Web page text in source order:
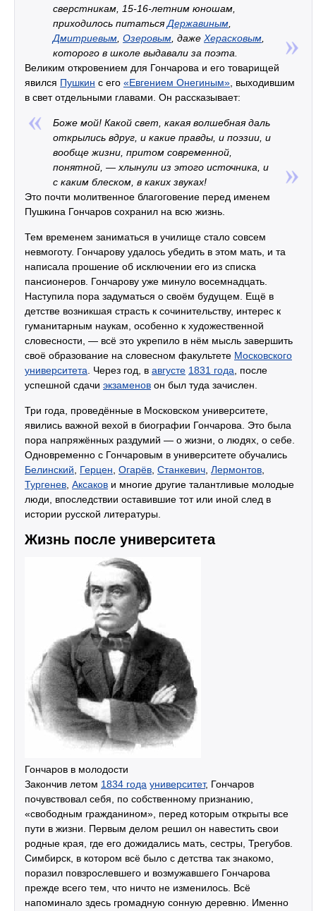
сверстникам, 15-16-летним юношам,
приходилось питатьсяДержавиным
Дмитриевым Озеровым , даже Херасковым
которого в школе выдавали за поэта.
Великим откровением для Гончарова и его товарищей
явился Пушкин с его «Евгением Онегиным» , выходившим
в свет отдельными главами. Он рассказывает:
Боже мой! Какой свет, какая волшебная даль
открылись вдруг, и какие правды, и поэзии, и
вообще жизни, притом современной,
понятной, — хлынули из этого источника, и
с каким блеском, в каких звуках!
Это почти молитвенное благоговение перед именем
Пушкина Гончаров сохранил на всю жизнь.
Тем временем заниматься в училище стало совсем
невмоготу. Гончарову удалось убедить в этом мать, и та
написала прошение об исключении его из списка
пансионеров. Гончарову уже минуло восемнадцать.
Наступила пора задуматься о своём будущем. Ещё в
детстве возникшая страсть к сочинительству, интерес к
гуманитарным наукам, особенно к художественной
словесности, — всё это укрепило в нём мысль завершить
своё образование на словесном факультете Московского
университета . Через год, в августе 1831 года , после
успешной сдачи экзаменов он был туда зачислен.
Три года, проведённые в Московском университете,
явились важной вехой в биографии Гончарова. Это была
пора напряжённых раздумий — о жизни, о людях, о себе.
Одновременно с Гончаровым в университете обучались
Белинский
Герцен Огарёв Станкевич Лермонтов
Тургенев Аксаков и многие другие талантливые молодые
люди, впоследствии оставившие тот или иной след в
истории русской литературы.
Жизнь после университета
Гончаров в молодости
Закончив летом 1834 года университет, Гончаров
почувствовал себя, по собственному признанию,
«свободным гражданином», перед которым открыты все
пути в жизни. Первым делом решил он навестить свои
родные края, где его дожидались мать, сестры, Трегубов.
Симбирск, в котором всё было с детства так знакомо,
поразил повзрослевшего и возмужавшего Гончарова
прежде всего тем, что ничто не изменилось. Всё
напоминало здесь громадную сонную деревню. Именно